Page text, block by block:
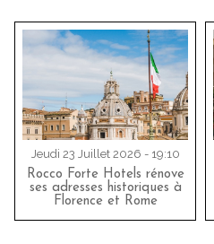
Jeudi 23 Juillet 2026 - 19:10
Rocco Forte Hotels rénove
ses adresses historiques à
Florence et Rome